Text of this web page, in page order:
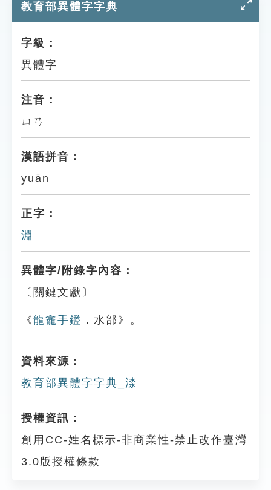
貓頭鷹博士
教育部異體字字典
字級：
異體字
注音：
ㄩㄢ
漢語拼音：
yuān
正字：
淵
異體字/附錄字內容：
〔關鍵文獻〕
《龍龕手鑑 ．水部》。
資料來源：
教育部異體字字典_渁
授權資訊：
創用CC-姓名標示-非商業性-禁止改作臺灣
3.0版授權條款